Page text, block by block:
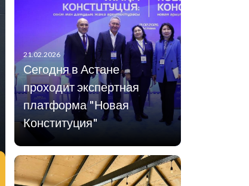
21.02.2026
Сегодня в Астане
проходит экспертная
платформа "Новая
Конституция"